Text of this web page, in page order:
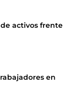
activos frente
en